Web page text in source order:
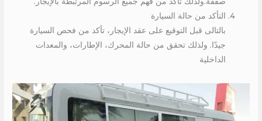
التأكد من حالة السيارة
بالتالى قبل التوقيع على عقد الإيجار، تأكد من فحص السيارة
جيدًا. ولذلك تحقق من حالة المحرك، الإطارات، والمعدات
الداخلية